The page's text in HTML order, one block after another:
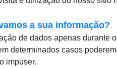
a sua informação?
de dados apenas
determinados casos
impuser.